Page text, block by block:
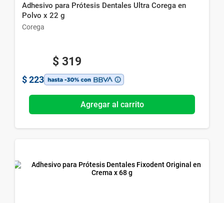
Adhesivo para Prótesis Dentales Ultra Corega en
Polvo x 22 g
Corega
$ 319
$ 223
Agregar al carrito